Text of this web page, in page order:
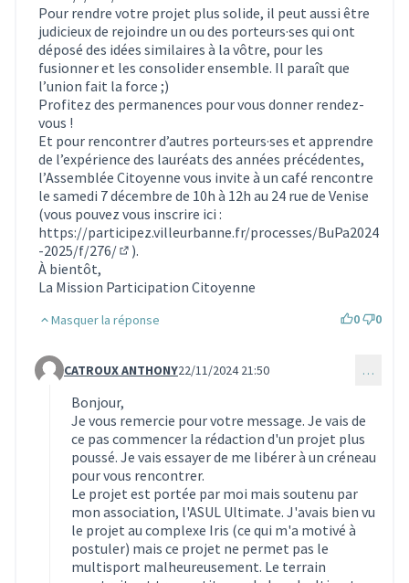
(S'ouvre dans un nouvel onglet)
Pour rendre votre projet plus solide, il peut aussi être
judicieux de rejoindre un ou des porteurs·ses qui ont
déposé des idées similaires à la vôtre, pour les
fusionner et les consolider ensemble. Il paraît que
l’union fait la force ;)
Profitez des permanences pour vous donner rendez-
vous !
Et pour rencontrer d’autres porteurs·ses et apprendre
de l’expérience des lauréats des années précédentes,
l’Assemblée Citoyenne vous invite à un café rencontre
le samedi 7 décembre de 10h à 12h au 24 rue de Venise
(vous pouvez vous inscrire ici :
https://participez.villeurbanne.fr/processes/BuPa2024
-2025/f/276/
(S'ouvre dans un nouvel onglet)
).
À bientôt,
La Mission Participation Citoyenne
Masquer la réponse 0 0
Commentaire 3643 (réponse au commentaire 3623)
CATROUX ANTHONY22/11/2024 21:50 …
Bonjour,
Je vous remercie pour votre message. Je vais de
ce pas commencer la rédaction d'un projet plus
poussé. Je vais essayer de me libérer à un créneau
pour vous rencontrer.
Le projet est portée par moi mais soutenu par
mon association, l'ASUL Ultimate. J'avais bien vu
le projet au complexe Iris (ce qui m'a motivé à
postuler) mais ce projet ne permet pas le
multisport malheureusement. Le terrain